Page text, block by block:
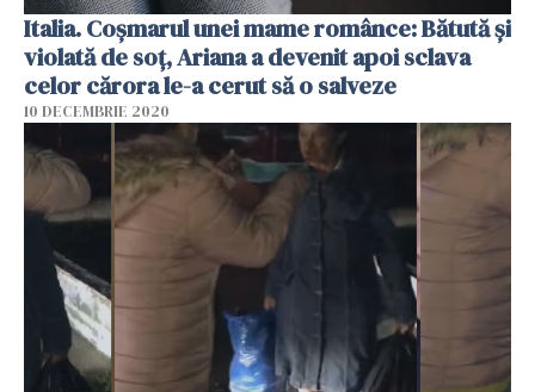
Italia. Coșmarul unei mame românce: Bătută și
violată de soț, Ariana a devenit apoi sclava
celor cărora le-a cerut să o salveze
10 DECEMBRIE 2020